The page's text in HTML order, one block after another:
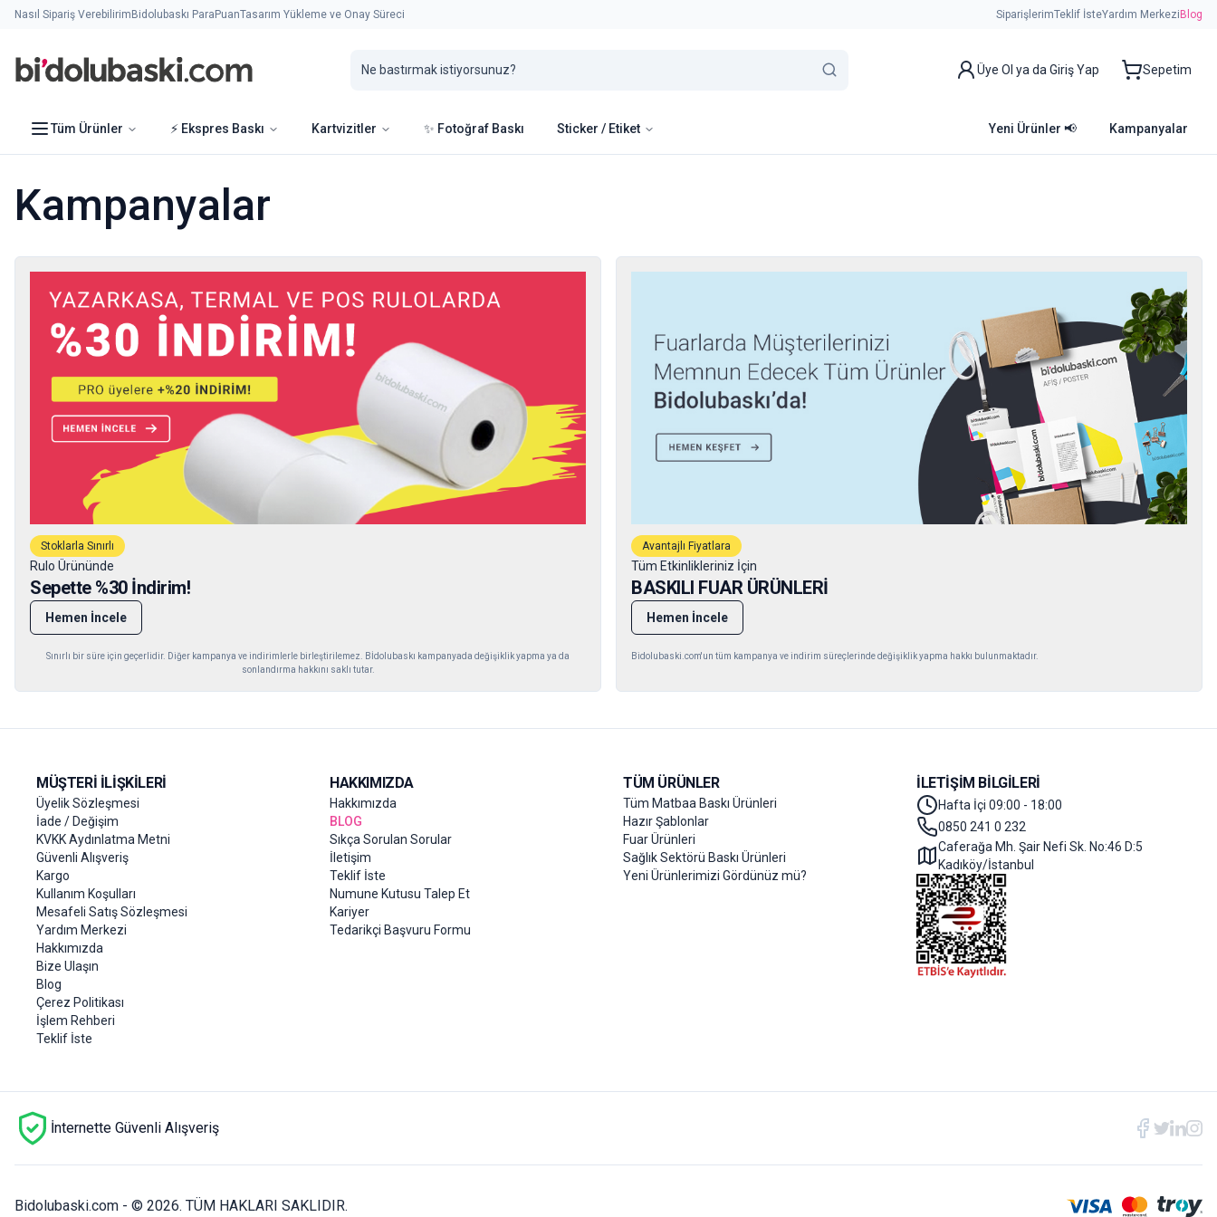
Nasıl Sipariş Verebilirim Bidolubaskı ParaPuanTasarım Yükleme ve Onay Süreci SiparişlerimTeklif İsteYardım Merkezi Blog
Üye Ol ya da Giriş Yap Sepetim
Tüm Ürünler ⚡ Ekspres Baskı Kartvizitler ✨ Fotoğraf Baskı Sticker / Etiket Yeni Ürünler 📢 Kampanyalar
Kampanyalar
Stoklarla Sınırlı
Rulo Ürününde
Sepette %30 İndirim!
Hemen İncele
Sınırlı bir süre için geçerlidir. Diğer kampanya ve indirimlerle birleştirilemez. Bİdolubaskı kampanyada değişiklik yapma ya da
sonlandırma hakkını saklı tutar.
Avantajlı Fiyatlara
Tüm Etkinlikleriniz İçin
BASKILI FUAR ÜRÜNLERİ
Hemen İncele
Bidolubaski.com'un tüm kampanya ve indirim süreçlerinde değişiklik yapma hakkı bulunmaktadır.
MÜŞTERI İLIŞKILERI
Üyelik Sözleşmesi
İade / Değişim
KVKK Aydınlatma Metni
Güvenli Alışveriş
Kargo
Kullanım Koşulları
Mesafeli Satış Sözleşmesi
Yardım Merkezi
Hakkımızda
Bize Ulaşın
Blog
Çerez Politikası
İşlem Rehberi
Teklif İste
HAKKIMIZDA
Hakkımızda
BLOG
Sıkça Sorulan Sorular
İletişim
Teklif İste
Numune Kutusu Talep Et
Kariyer
Tedarikçi Başvuru Formu
TÜM ÜRÜNLER
Tüm Matbaa Baskı Ürünleri
Hazır Şablonlar
Fuar Ürünleri
Sağlık Sektörü Baskı Ürünleri
Yeni Ürünlerimizi Gördünüz mü?
İLETIŞIM BILGILERI
Hafta İçi 09:00 - 18:00
0850 241 0 232
Caferağa Mh. Şair Nefi Sk. No:46 D:5
Kadıköy/İstanbul
İnternette Güvenli Alışveriş
Bidolubaski.com - © 2026. TÜM HAKLARI SAKLIDIR.